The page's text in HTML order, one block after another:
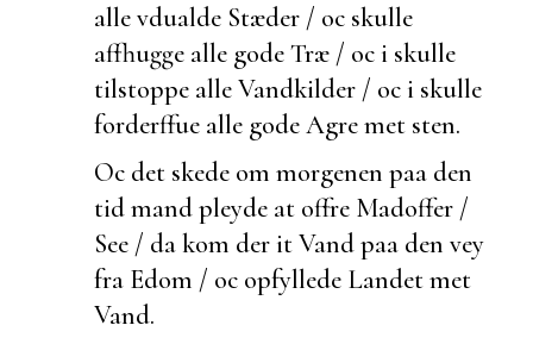
alle vdualde Stæder / oc skulle
affhugge alle gode Træ / oc i skulle
tilstoppe alle Vandkilder / oc i skulle
forderffue alle gode Agre met sten.
Oc det skede om morgenen paa den
tid mand pleyde at offre Madoffer /
See / da kom der it Vand paa den vey
fra Edom / oc opfyllede Landet met
Vand.